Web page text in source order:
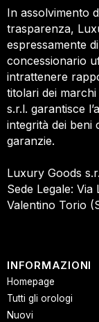
In assolvimento
trasparenza,
espressamente
concessionario
intrattenere
titolari dei
s.r.l. garantisce
integrità dei beni
garanzie.
Luxury Goods
Sede Legale:
Valentino Torio
INFORMAZIONI
Homepage
Tutti gli orologi
Nuovi